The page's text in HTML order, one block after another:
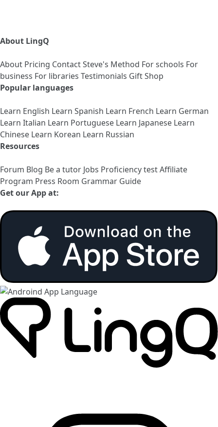
About LingQ
About Pricing ContactSteve's Method For schools For
business For libraries Testimonials Gift Shop
Popular languages
Learn English Learn Spanish Learn French Learn German
Learn Italian Learn Portuguese Learn Japanese Learn
Chinese Learn Korean Learn Russian
Resources
Forum Blog Be a tutor Jobs Proficiency testAffiliate
Program Press Room Grammar Guide
Get our App at: